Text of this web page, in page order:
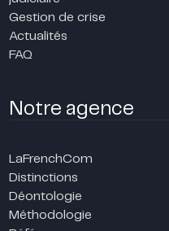
Gestion de crise
Actualités
FAQ
Notre agence
LaFrenchCom
Distinctions
Déontologie
Méthodologie